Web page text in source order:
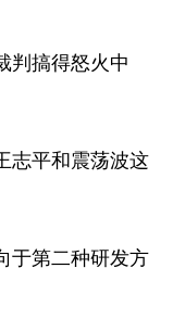
判搞得怒火中
平和震荡波这
于第二种研发方